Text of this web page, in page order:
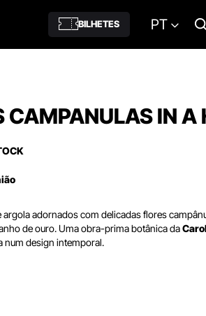
BILHETES PT
CAMPANULAS IN A
argola adornados com delicadas flores
de ouro. Uma obra-prima botânica da
num design intemporal.